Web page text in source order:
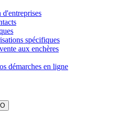
d'entreprises
spécifiques
aux enchères
démarches en ligne